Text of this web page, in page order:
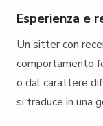
Esperienza e
Un sitter con
comportamento
o dal carattere
si traduce in una